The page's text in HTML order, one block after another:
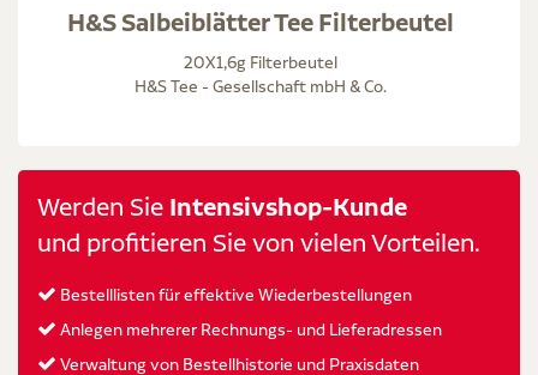
H&S Salbeiblätter Tee Filterbeutel
20X1,6g Filterbeutel
H&S Tee - Gesellschaft mbH & Co.
Werden Sie Intensivshop-Kunde
und profitieren Sie von vielen Vorteilen.
Bestelllisten für effektive Wiederbestellungen
Anlegen mehrerer Rechnungs- und Lieferadressen
Verwaltung von Bestellhistorie und Praxisdaten